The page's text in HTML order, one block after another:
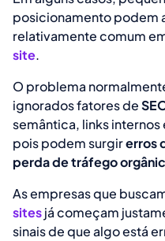
posicionamento podem
relativamente comum
site.
O problema
ignorados fatores de
semântica, links
pois podem surgirerros
perda de tráfego
As empresas que
sitesjá começam
sinais de que algo está